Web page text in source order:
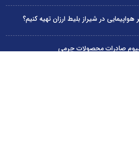
در شیراز بلیط ارزان تهیه کنیم؟
صادرات محصولات چرمی